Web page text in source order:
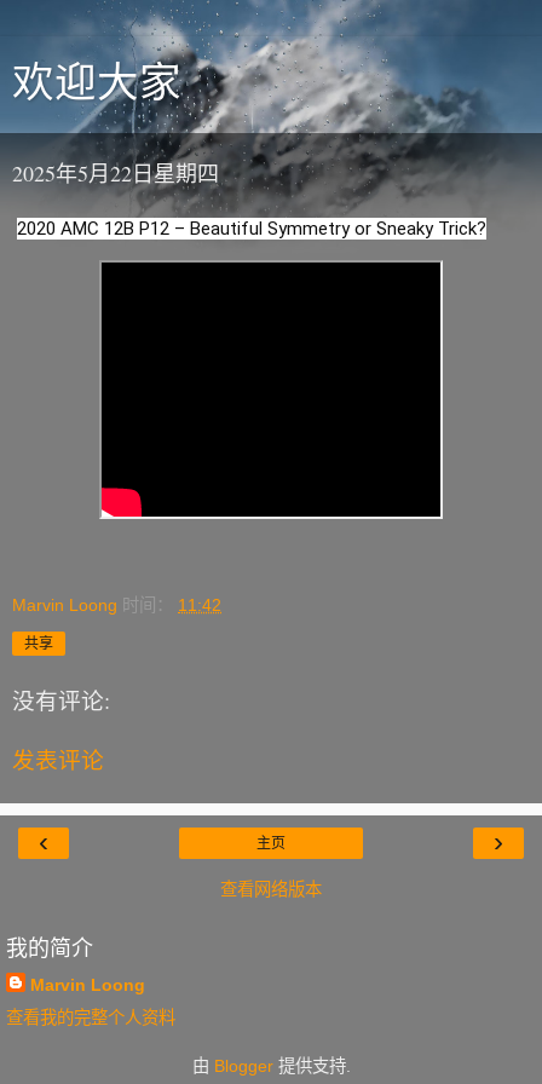
欢迎大家
2025年5月22日星期四
2020 AMC 12B P12 – Beautiful Symmetry or Sneaky Trick?
Marvin Loong 时间： 11:42
共享
没有评论:
发表评论
‹ ›
主页
查看网络版本
我的简介
Marvin Loong
查看我的完整个人资料
由 Blogger提供支持.